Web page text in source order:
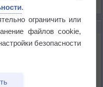
воздуха в ОАЭ превысила
.
ограничить или
файлов cookie,
безопасности